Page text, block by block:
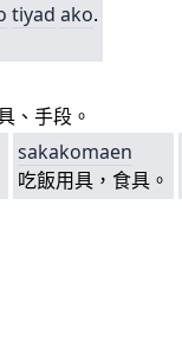
tiyad ako.
、手段。
sakakomaen
吃飯用具，食具。